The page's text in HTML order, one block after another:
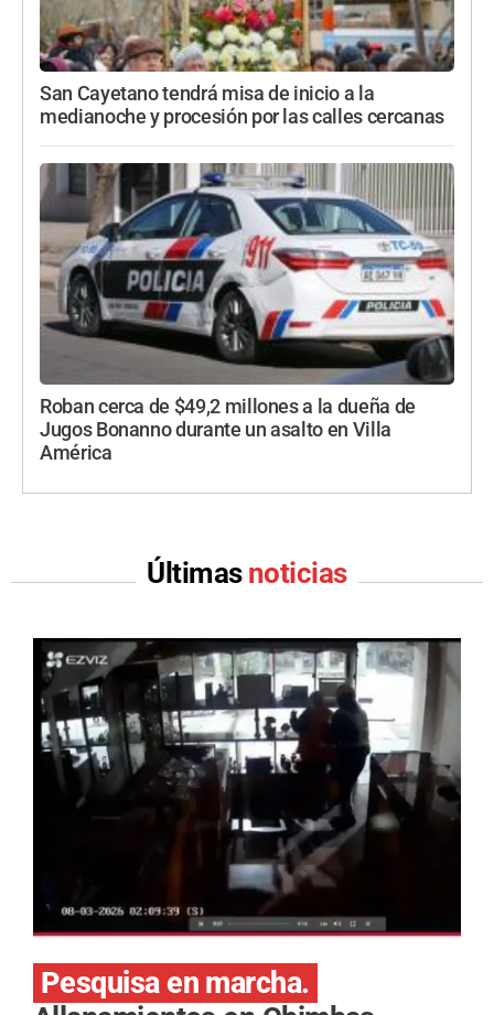
San Cayetano tendrá misa de inicio a la
medianoche y procesión por las calles cercanas
Roban cerca de $49,2 millones a la dueña de
Jugos Bonanno durante un asalto en Villa
América
Últimas noticias
Pesquisa en marcha.